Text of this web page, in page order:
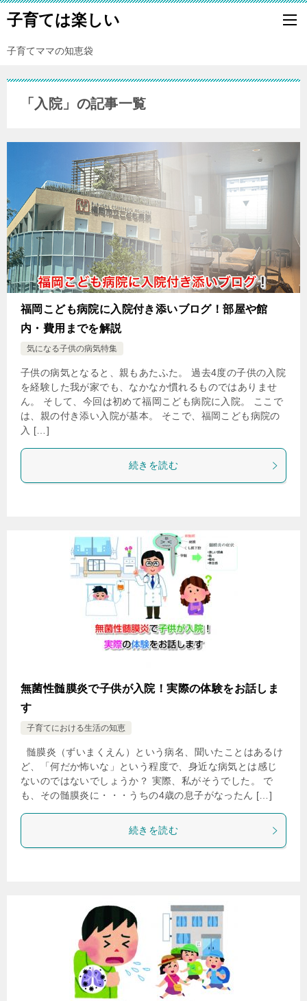
子育ては楽しい
子育てママの知恵袋
「入院」の記事一覧
福岡こども病院に入院付き添いブログ！部屋や館
内・費用までを解説
気になる子供の病気特集
子供の病気となると、親もあたふた。 過去4度の子供の入院
を経験した我が家でも、なかなか慣れるものではありませ
ん。 そして、今回は初めて福岡こども病院に入院。 ここで
は、親の付き添い入院が基本。 そこで、福岡こども病院の
入 […]
続きを読む
無菌性髄膜炎で子供が入院！実際の体験をお話しま
す
子育てにおける生活の知恵
髄膜炎（ずいまくえん）という病名、聞いたことはあるけ
ど、「何だか怖いな」という程度で、身近な病気とは感じ
ないのではないでしょうか？ 実際、私がそうでした。 で
も、その髄膜炎に・・・うちの4歳の息子がなったん […]
続きを読む